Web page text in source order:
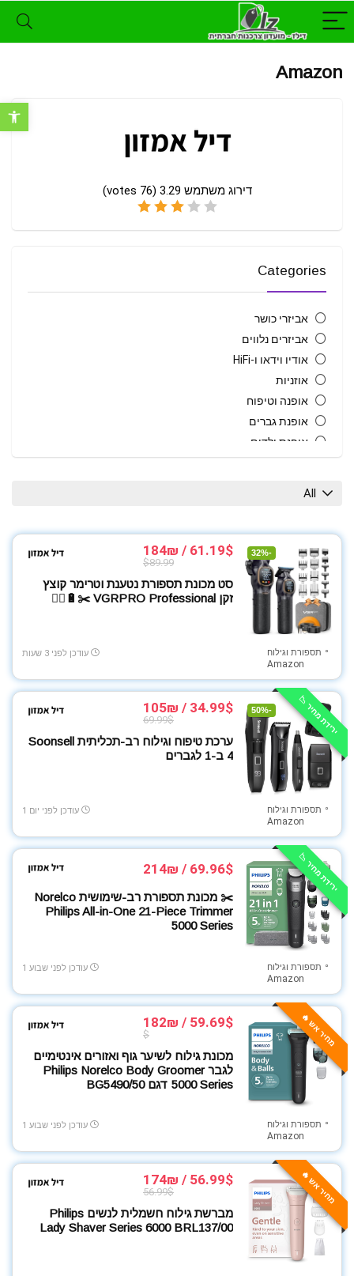
פתח
Amazon
דירוג משתמש 3.29
(
76
Categories
אביזרי כושר
אביזרים נלווים
אודיו וידאו ו-HiFi
אוזניות
אופנה וטיפוח
אופנת גברים
אופנת ילדים
ביגוד ספורט
בית גן וחוץ
בית חכם
גאדג'טים
גיימינג
גרילים טאבונים ומעשנות
הנעלה
חיות מחמד
טאבלטים
טלויזיות
טקסטיל
כבלים ומטענים
כלי עבודה
לרכב
מוצרי חשמל
מוצרי חשמל למטבח
מוצרי ניקיון
מוצרי צריכה ופארם
מוצרי תינוקות
מוצרים לילדים
מזון בריאות
מחשבים ניידים
מטבח ובישול
מכונות קפה
מכוניות בשלט רחוק
מצלמות אבטחה
מצלמות ואביזרים
מצלמות רכב
מקרנים
משחקי קופסה ובנייה
משחקים לילדים ופעוטות
נעלי ספורט
סטרימרים ומיני מחשבים
All
-32%
61.19$ / 184₪
$89.99
סט מכונת תספורת נטענת וטרימר קוצץ
זקן VGRPRO Professional ✂️🔋🧔‍♂️
תספורת וגילוח
Amazon
עודכן לפני 3 שעות
ירידת מחיר 📉 -50%
34.99$ / 105₪
69.99$
ערכת טיפוח וגילוח רב-תכליתית Soonsell
4 ב-1 לגברים
תספורת וגילוח
Amazon
עודכן לפני יום 1
ירידת מחיר 📉 69.96$ / 214₪
✂️ מכונת תספורת רב-שימושית Norelco
Philips All-in-One 21-Piece Trimmer
5000 Series
תספורת וגילוח
Amazon
עודכן לפני שבוע 1
מחיר אש 🔥 59.69$ / 182₪
$
מכונת גילוח לשיער גוף ואזורים אינטימיים
לגבר Philips Norelco Body Groomer
5000 Series דגם BG5490/50
תספורת וגילוח
Amazon
עודכן לפני שבוע 1
מחיר אש 🔥 56.99$ / 174₪
56.99$
מברשת גילוח חשמלית לנשים Philips
Lady Shaver Series 6000 BRL137/00